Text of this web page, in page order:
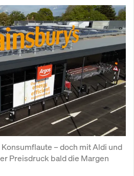
– doch mit Aldi und
Preisdruck bald die Margen